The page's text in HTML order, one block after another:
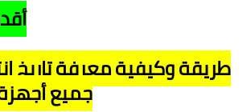
طريقة وكيفية معرفة تاريخ
جميع أ